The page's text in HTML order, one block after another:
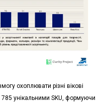
охоплювати різні вікові
785 унікальними SKU, формуючи